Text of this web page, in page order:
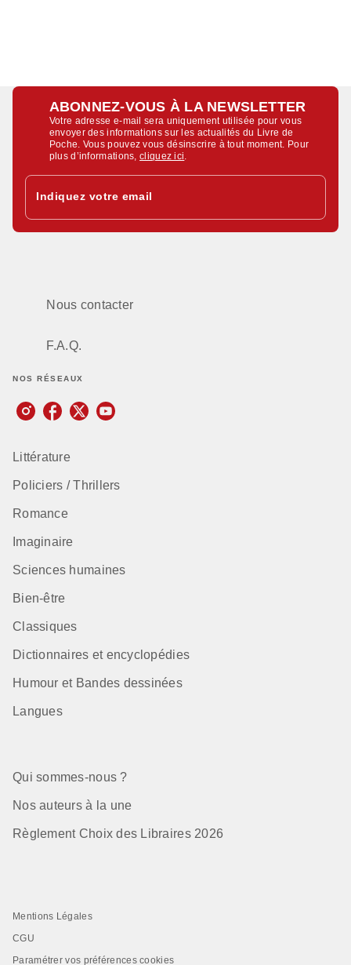
ABONNEZ-VOUS À LA NEWSLETTER
Votre adresse e-mail sera uniquement utilisée pour vous
envoyer des informations sur les actualités du Livre de
Poche. Vous pouvez vous désinscrire à tout moment. Pour
plus d’informations,cliquez ici
Indiquez votre email
Nous contacter
F.A.Q.
NOS RÉSEAUX
Littérature
Policiers / Thrillers
Romance
Imaginaire
Sciences humaines
Bien-être
Classiques
Dictionnaires et encyclopédies
Humour et Bandes dessinées
Langues
Qui sommes-nous ?
Nos auteurs à la une
Règlement Choix des Libraires 2026
Mentions Légales
CGU
Paramétrer vos préférences cookies